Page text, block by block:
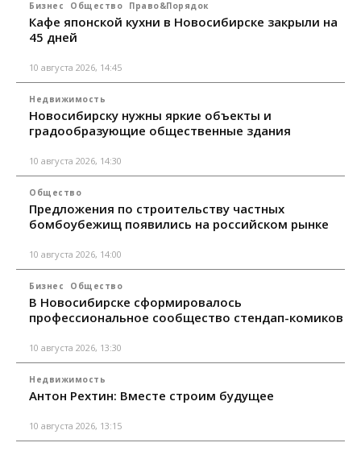
Бизнес Общество Право&Порядок
Кафе японской кухни в Новосибирске закрыли на
45 дней
10 августа 2026, 14:45
Недвижимость
Новосибирску нужны яркие объекты и
градообразующие общественные здания
10 августа 2026, 14:30
Общество
Предложения по строительству частных
бомбоубежищ появились на российском рынке
10 августа 2026, 14:00
Бизнес Общество
В Новосибирске сформировалось
профессиональное сообщество стендап-комиков
10 августа 2026, 13:30
Недвижимость
Антон Рехтин: Вместе строим будущее
10 августа 2026, 13:15